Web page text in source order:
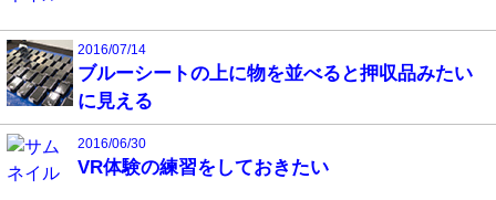
2016/07/14
ブルーシートの上に物を並べると押収品みたい
に見える
2016/06/30
VR体験の練習をしておきたい